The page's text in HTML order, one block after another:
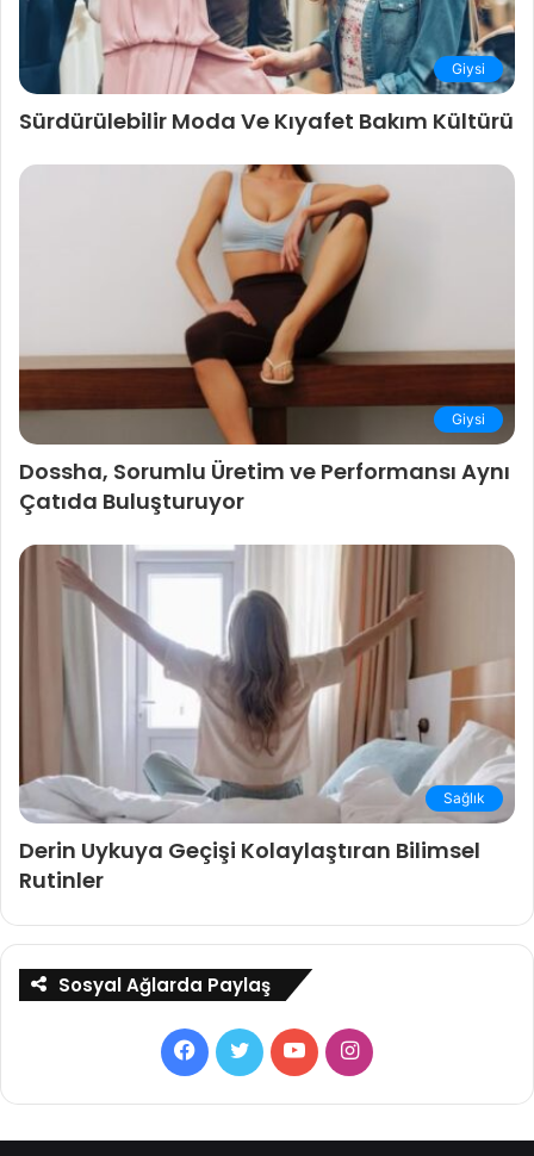
Giysi
Sürdürülebilir Moda Ve Kıyafet Bakım Kültürü
Giysi
Dossha, Sorumlu Üretim ve Performansı Aynı
Çatıda Buluşturuyor
Sağlık
Derin Uykuya Geçişi Kolaylaştıran Bilimsel
Rutinler
Sosyal Ağlarda Paylaş
Facebook
TwitterYouTubeInstagram